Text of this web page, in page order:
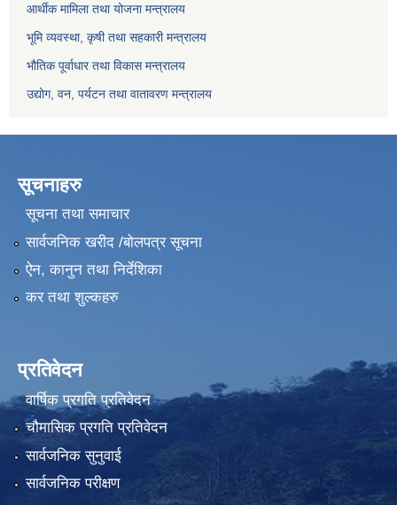
आर्थीक मामिला तथा योजना मन्त्रालय
भूमि व्यवस्था, कृषी तथा सहकारी मन्त्रालय
भौतिक पूर्वाधार तथा विकास मन्त्रालय
उद्योग, वन, पर्यटन तथा वातावरण मन्त्रालय
सूचनाहरु
सूचना तथा समाचार
सार्वजनिक खरीद /बोलपत्र सूचना
ऐन, कानुन तथा निर्देशिका
कर तथा शुल्कहरु
प्रतिवेदन
वार्षिक प्रगति प्रतिवेदन
चौमासिक प्रगति प्रतिवेदन
सार्वजनिक सुनुवाई
सार्वजनिक परीक्षण